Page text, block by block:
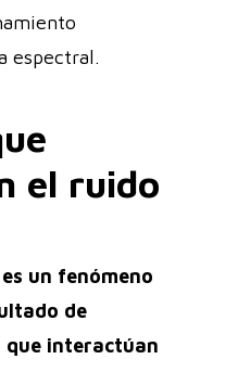
espectral.
el ruido
un fenómeno
de
interactúan